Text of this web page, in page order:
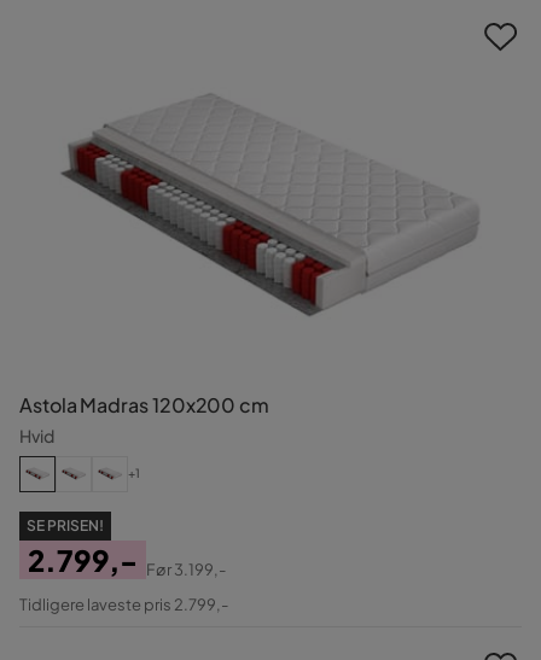
Astola Madras 120x200 cm
Hvid
+1
SE PRISEN!
Pris
2.799,-
Original
Før3.199,-
Tidligere laveste pris 2.799,-